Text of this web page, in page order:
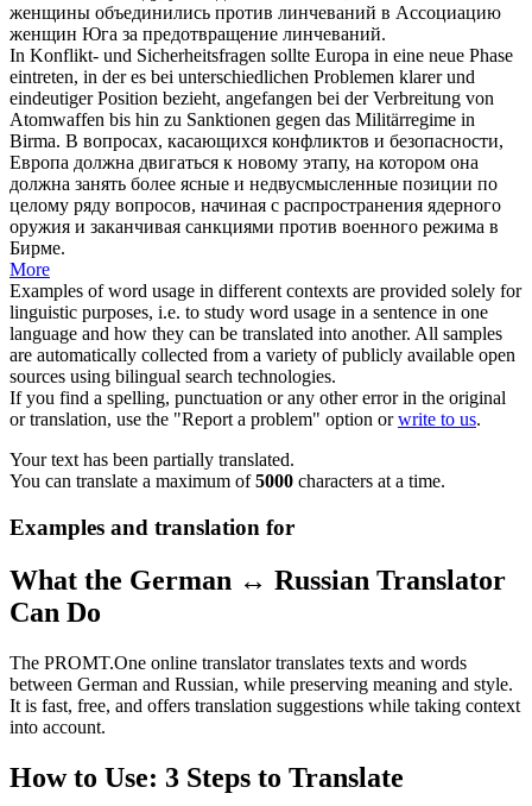
женщины объединились против линчеваний в Ассоциацию
женщин Юга за предотвращение линчеваний.
In Konflikt- und Sicherheitsfragen sollte Europa in eine neue Phase
eintreten, in der es bei unterschiedlichen Problemen klarer und
eindeutiger Position bezieht, angefangen bei der Verbreitung von
Atomwaffen bis hin zu Sanktionen gegen das Militärregime in
Birma. В вопросах, касающихся конфликтов и безопасности,
Европа должна двигаться к новому этапу, на котором она
должна занять более ясные и недвусмысленные позиции по
целому ряду вопросов, начиная с распространения ядерного
оружия и заканчивая санкциями против военного режима в
Бирме.
More
Examples of word usage in different contexts are provided solely for
linguistic purposes, i.e. to study word usage in a sentence in one
language and how they can be translated into another. All samples
are automatically collected from a variety of publicly available open
sources using bilingual search technologies.
If you find a spelling, punctuation or any other error in the original
or translation, use the "Report a problem" option orwrite to us.
Your text has been partially translated.
You can translate a maximum of5000 characters at a time.
Examples and translation for
What the German ↔ Russian Translator
Can Do
The PROMT.One online translator translates texts and words
between German and Russian, while preserving meaning and style.
It is fast, free, and offers translation suggestions while taking context
into account.
How to Use: 3 Steps to Translate